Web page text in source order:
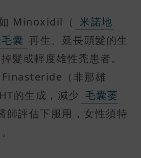
Minoxidil（ 米諾地
囊 再生、延長頭髮的生
髮或輕度雄性禿患者。
Finasteride（非那雄
的生成，減少 毛囊萎
師評估下服用，女性須特